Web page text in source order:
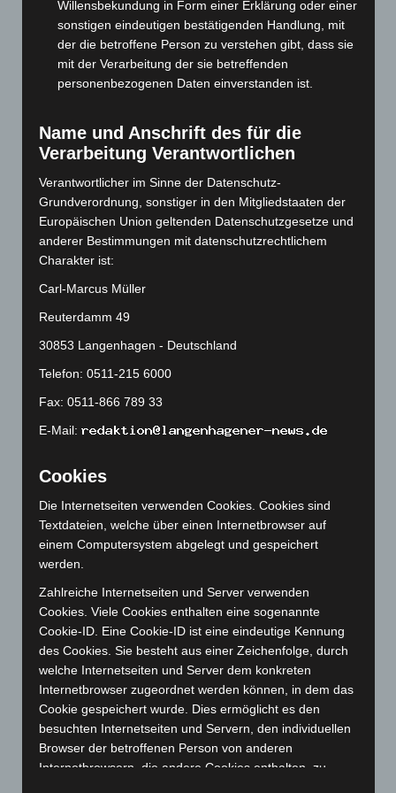
Juni 2024(107)
Mai 2024(149)
April 2024(102)
Februar 2024(103)
Januar 2024(111)
Dezember 2023(130)
November 2023(130)
Oktober 2023(114)
September 2023
August 2023(134)
Juli 2023(118)
Juni 2023 (142)
Mai 2023 (139)
April 2023(155)
März 2023
(174)
Januar 2023(140)
Dezember 2022(130)
November 2022(167)
Oktober 2022
(166)
August 2022(166)
Juli 2022(133)
Juni 2022(167)
Mai 2022(177)
April 2022(198)
März 2022
(221)
Februar 2022(189)
Willensbekundung in Form einer Erklärung oder einer
sonstigen eindeutigen bestätigenden Handlung, mit
der die betroffene Person zu verstehen gibt, dass sie
mit der Verarbeitung der sie betreffenden
personenbezogenen Daten einverstanden ist.
Name und Anschrift des für die
Verarbeitung Verantwortlichen
Verantwortlicher im Sinne der Datenschutz-
Grundverordnung, sonstiger in den Mitgliedstaaten der
Europäischen Union geltenden Datenschutzgesetze und
anderer Bestimmungen mit datenschutzrechtlichem
Charakter ist:
Carl-Marcus Müller
Reuterdamm 49
30853 Langenhagen - Deutschland
Telefon: 0511-215 6000
Fax: 0511-866 789 33
E-Mail:
Cookies
Die Internetseiten verwenden Cookies. Cookies sind
Textdateien, welche über einen Internetbrowser auf
einem Computersystem abgelegt und gespeichert
werden.
Zahlreiche Internetseiten und Server verwenden
Cookies. Viele Cookies enthalten eine sogenannte
Cookie-ID. Eine Cookie-ID ist eine eindeutige Kennung
des Cookies. Sie besteht aus einer Zeichenfolge, durch
welche Internetseiten und Server dem konkreten
Internetbrowser zugeordnet werden können, in dem das
Cookie gespeichert wurde. Dies ermöglicht es den
besuchten Internetseiten und Servern, den individuellen
Browser der betroffenen Person von anderen
Internetbrowsern, die andere Cookies enthalten, zu